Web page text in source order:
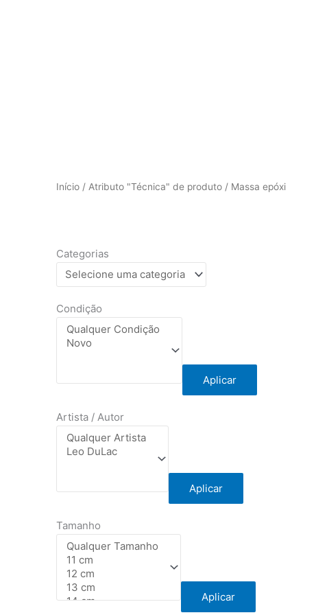
Início / Atributo "Técnica" de produto / Massa epóxi
Categorias
Condição
Aplicar
Artista / Autor
Aplicar
Tamanho
Aplicar